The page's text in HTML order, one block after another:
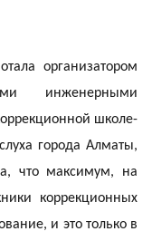
организатором
инженерными
школе-
города Алматы,
что максимум, на
коррекционных
и это только в